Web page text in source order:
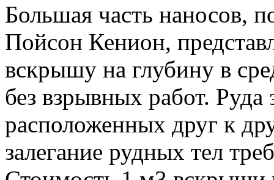
Большая часть наносов,
Пойсон Кенион,
вскрышу на глубину в
без взрывных работ. Руда
расположенных друг к
залегание рудных тел